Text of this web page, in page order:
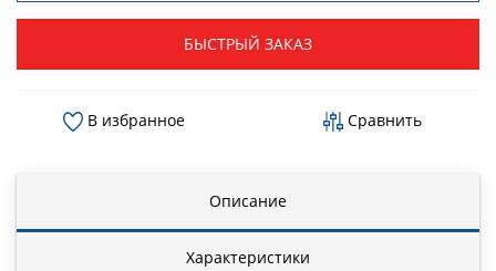
БЫСТРЫЙ ЗАКАЗ
В избранное Сравнить
Описание
Характеристики